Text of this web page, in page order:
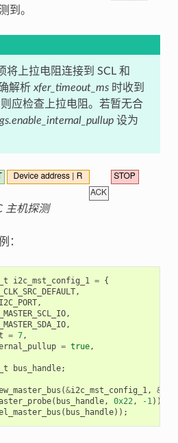
到。
将上拉电阻连接到 SCL 和
解析 xfer_timeout_ms时收到
应检查上拉电阻。若暂无合
设为
主机探测
：
i2c_mst_config_1 = {
,
,
,
,
= 7,
= true,
bus_handle;
(&i2c_mst_config_1, &
( bus_handle, 0x22, -1));
( bus_handle));